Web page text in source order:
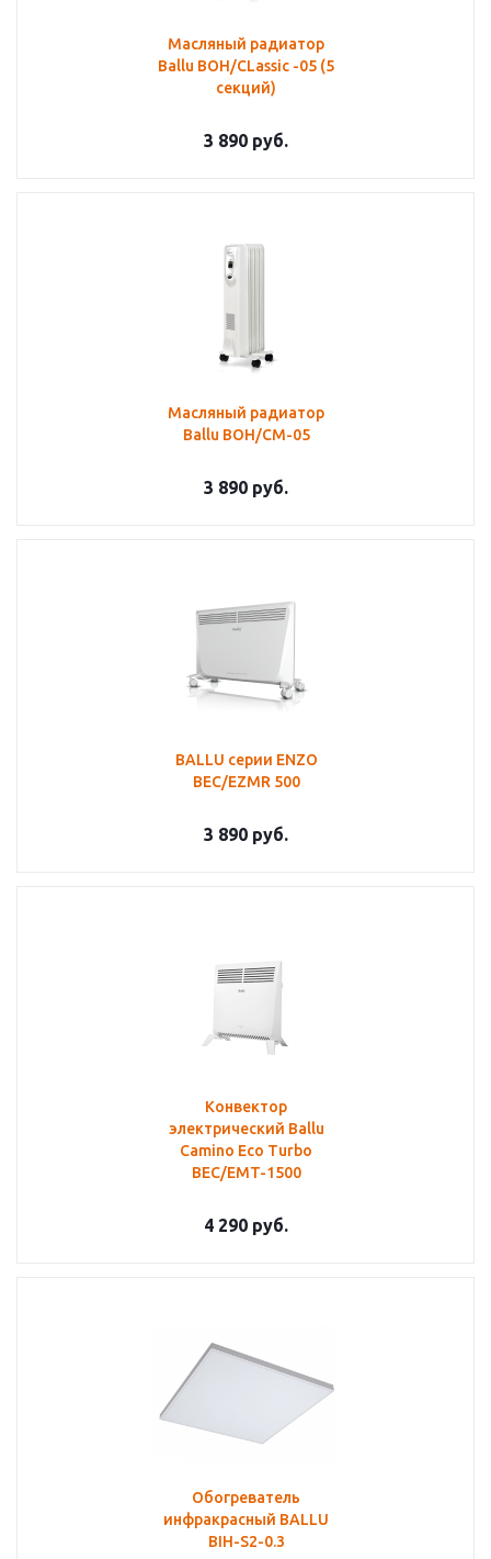
Масляный радиатор
Ballu BOH/CLassic -05 (5
cекций)
3 890 руб.
Масляный радиатор
Ballu BOH/CM-05
3 890 руб.
BALLU серии ENZO
BEC/EZMR 500
3 890 руб.
Конвектор
электрический Ballu
Camino Eco Turbo
BEC/EMT-1500
4 290 руб.
Обогреватель
инфракрасный BALLU
BIH-S2-0.3